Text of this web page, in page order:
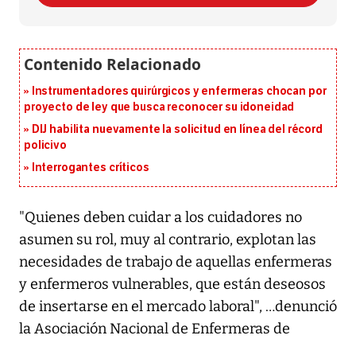
Instrumentadores quirúrgicos y enfermeras chocan por
proyecto de ley que busca reconocer su idoneidad
DIJ habilita nuevamente la solicitud en línea del récord
policivo
Interrogantes críticos
"Quienes deben cuidar a los cuidadores no
asumen su rol, muy al contrario, explotan las
necesidades de trabajo de aquellas enfermeras
y enfermeros vulnerables, que están deseosos
de insertarse en el mercado laboral", …denunció
la Asociación Nacional de Enfermeras de